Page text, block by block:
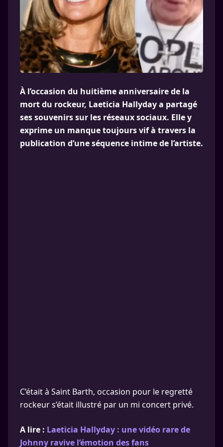
À l’occasion du huitième anniversaire de la
mort du rockeur, Laeticia Hallyday a partagé
ses souvenirs sur les réseaux sociaux. Elle y
exprime un manque toujours vif à travers la
publication d’une séquence intime de l’artiste.
C’était à Saint Barth, occasion pour le regretté
rockeur s’était illustré par un mi concert privé.
A lire : Laeticia Hallyday : une vidéo rare de
Johnny ravive l’émotion des fans